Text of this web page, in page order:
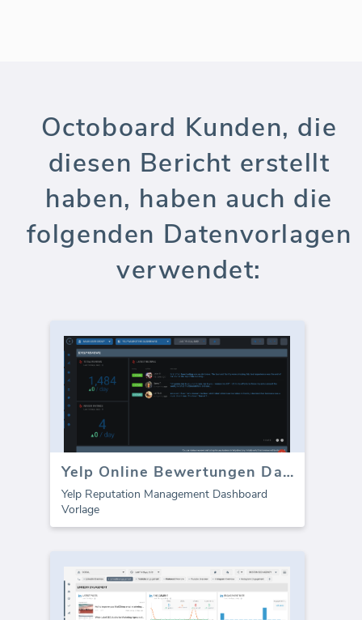
Octoboard Kunden, die
diesen Bericht erstellt
haben, haben auch die
folgenden Datenvorlagen
verwendet:
Yelp Online Bewertungen Dashboard
Yelp Reputation Management Dashboard
Vorlage